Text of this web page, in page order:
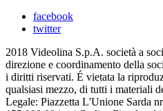
facebook
twitter
2018 Videolina S.p.A. società a
direzione e coordinamento della
i diritti riservati. É vietata la
qualsiasi mezzo, di tutti i materiali
Legale: Piazzetta L'Unione Sarda